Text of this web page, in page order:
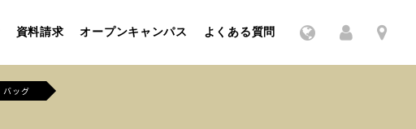
資料請求 オープンキャンパス よくある質問
バッグ